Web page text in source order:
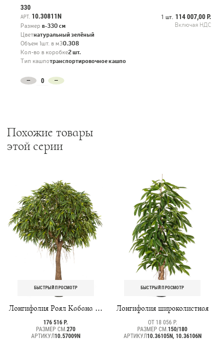
330
АРТ. 10.30811N
Размер в-330 см
1 шт. 114 007,00 Р.
Включая НДС
Цветнатуральный зелёный
Объем 1шт. в м30.308
Кол-во в коробке2 шт.
Тип кашпотранспортировочное кашпо
Похожие товары
этой серии
БЫСТРЫЙ ПРОСМОТР
Лонгифолия Роял Кабана на
толстом стволе
176 516 Р.
РАЗМЕР СМ.270
АРТИКУЛ10.57009N
БЫСТРЫЙ ПРОСМОТР
Лонгифолия широколистная
ОТ 18 056 Р.
РАЗМЕР СМ.150/180
АРТИКУЛ10.36105N, 10.36106N